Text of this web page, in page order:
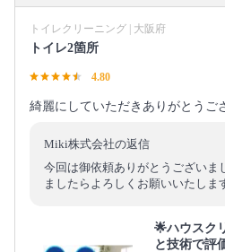
トイレクリーニング | 大阪府
トイレ2箇所
4.80
綺麗にしていただきありがとうご
Miki株式会社の返信
今回は御依頼ありがとうございま
ましたらよろしくお願いいたしま
🌟ハウスク
と技術で評